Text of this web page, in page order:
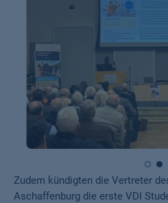
Zudem kündigten die Vertreter
Aschaffenburg die erste VDI